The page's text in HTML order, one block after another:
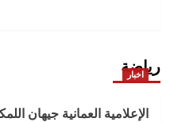
رياضة
اخبار
الإعلامية العمانية جيهان